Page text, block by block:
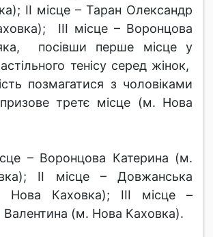
ІІ місце – Таран Олександр
ІІІ місце – Воронцова
посівши перше місце у
тенісу серед жінок,
позмагатися з чоловіками
третє місце (м. Нова
– Воронцова Катерина (м.
ІІ місце – Довжанська
Каховка); ІІІ місце –
Валентина (м. Нова Каховка).